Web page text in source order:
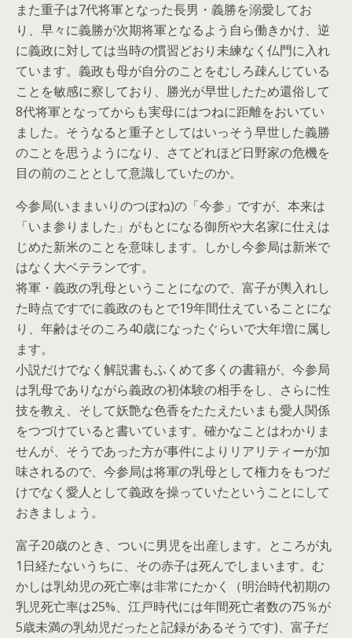
また重子は7代将軍となった長男・義勝を溺愛してお
り、早々に義勝が次期将軍となるよう自ら働きかけ、逆
に義政に対しては当時の慣習どおり未練なく仏門に入れ
ています。義政も母が自分のことをむしろ疎んじている
ことを敏感に察しており、勝光が早世したため還俗して
8代将軍となってからも実母にはつねに距離をおいてい
ました。そうなると重子としてはいっそう早世した義勝
のことを思うようになり、さてどれほど日野家の危機を
目の前のこととして意識していたのか。
今参局(いままいりのつぼね)の「今参」ですが、本来は
「いま参りました」がもとになる御所や大名家に仕えは
じめた新米のことを意味します。しかし今参局は新米で
はなく大ベテランです。
将軍・義政の乳母ということになので、富子が輿入れし
た時点ですでに義政のもとで19年間仕えていることにな
り、年齢はそのころ40歳になったぐらいで大年増に属し
ます。
小説だけでなく解説書もふくめて多くの書籍が、今参局
は乳母でありながら義政の初体験の相手をし、さらに性
技を教え、そして妖艶な色香をたたえたいまも愛人関係
をつづけていると書いています。確かなことはわかりま
せんが、そうであった方が事件によりリアリティーが加
味されるので、今参局は将軍の乳母として権力をもつだ
けでなく愛人として義政を操っていたということにして
おきましょう。
富子20歳のとき、ついに男児を出産します。ところが丸
1日経たないうちに、その赤子は死んでしまいます。む
かしは乳幼児の死亡率は非常にたかく（明治時代初期の
乳児死亡率は25%、江戸時代には年間死亡者数の75％が
5歳未満の乳幼児だったと記録があるそうです)、富子だ